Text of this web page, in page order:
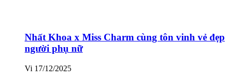
Nhất Khoa x Miss Charm cùng tôn vinh vẻ đẹp
người phụ nữ
Vi 17/12/2025